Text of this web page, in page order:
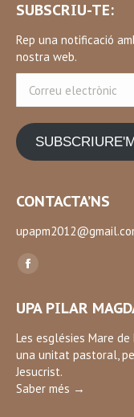
SUBSCRIU-TE:
Rep una notificació
nostra web.
electrònic
CONTACTA’NS
Find us on:
Facebook
opens
in
new
window
UPA PILAR
Les esglésies Mare
una unitat pastoral,
Jesucrist.
Saber més →